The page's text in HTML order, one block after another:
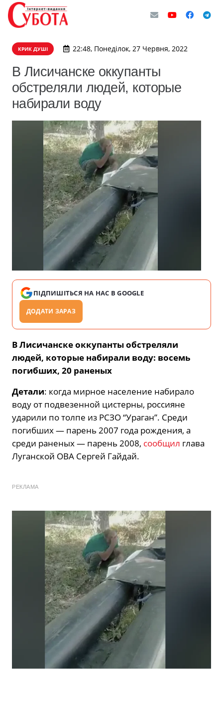
КРИК ДУШІ 22:48, Понеділок, 27 Червня, 2022
В Лисичанске оккупанты
обстреляли людей, которые
набирали воду
ПІДПИШІТЬСЯ НА НАС В GOOGLE
ДОДАТИ ЗАРАЗ
В Лисичанске оккупанты обстреляли
людей, которые набирали воду: восемь
погибших, 20 раненых
Детали: когда мирное население набирало
воду от подвезенной цистерны, россияне
ударили по толпе из РСЗО “Ураган”. Среди
погибших — парень 2007 года рождения, а
среди раненых — парень 2008, сообщил глава
Луганской ОВА Сергей Гайдай.
РЕКЛАМА